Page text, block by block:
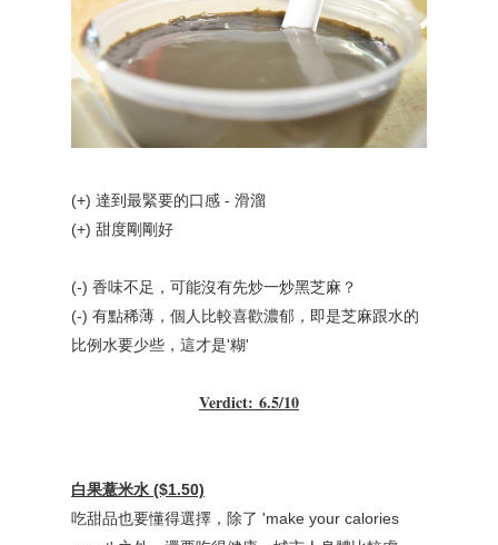
(+) 達到最緊要的口感 - 滑溜
(+) 甜度剛剛好
(-) 香味不足，可能沒有先炒一炒黑芝麻？
(-) 有點稀薄，個人比較喜歡濃郁，即是芝麻跟水的
比例水要少些，這才是'糊'
Verdict: 6.5/10
白果薏米水 ($1.50)
吃甜品也要懂得選擇 ， 除了 'make your calories